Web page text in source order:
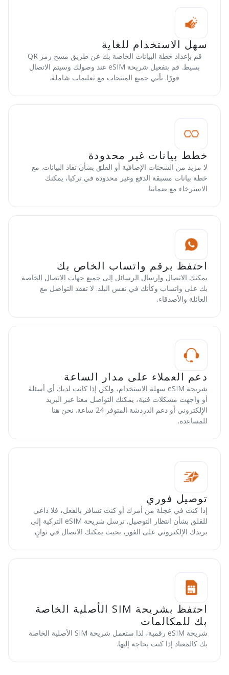
سهل الاستخدام للغاية
قم بإعداد خطة البيانات الخاصة بك عن طريق مسح رمز QR
بسيط. قم بتفعيل شريحة eSIM عند وصولك وسيتم الاتصال
فورًا. تأتي جميع المنتجات مع تعليمات شاملة.
خطط بيانات غير محدودة
لا مزيد من الشحنات الإضافية أو القلق بشأن نفاد البيانات. مع
خطة بيانات مسبقة الدفع وغير محدودة في تركيا، يمكنك
الاسترخاء مع ضماننا.
احتفظ برقم واتساب الخاص بك
يمكنك الاتصال وإرسال الرسائل إلى جميع جهات الاتصال الخاصة
بك على واتساب وكأنك في نفس البلد. لا تفقد التواصل مع
العائلة والأصدقاء.
دعم العملاء على مدار الساعة
شريحة eSIM سهلة الاستخدام، ولكن إذا كانت لديك أي أسئلة
أو واجهت مشكلات فنية، يمكنك التواصل معنا عبر البريد
الإلكتروني أو دعم الدردشة المتوفر 24 ساعة. نحن هنا
للمساعدة.
توصيل فوري
إذا كنت في عجلة من أمرك أو كنت تسافر بالفعل، فلا داعي
للقلق بشأن انتظار التوصيل. نرسل شريحة eSIM التركية إلى
بريدك الإلكتروني على الفور، بحيث يمكنك الاتصال في ثوانٍ.
احتفظ بشريحة SIM الأصلية الخاصة
بك للمكالمات
شريحة eSIM رقمية، لذا ستعمل شريحة SIM الأصلية الخاصة
بك كالمعتاد إذا كنت بحاجة إليها.